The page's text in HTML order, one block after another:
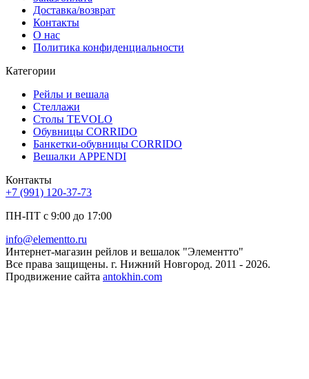
Доставка/возврат
Контакты
О нас
Политика конфиденциальности
Категории
Рейлы и вешала
Стеллажи
Столы TEVOLO
Обувницы CORRIDO
Банкетки-обувницы CORRIDO
Вешалки APPENDI
Контакты
+7 (991) 120-37-73
ПН-ПТ с 9:00 до 17:00
info@elementto.ru
Интернет-магазин рейлов и вешалок "Элементто"
Все права защищены. г. Нижний Новгород. 2011 - 2026.
Продвижение сайта antokhin.com